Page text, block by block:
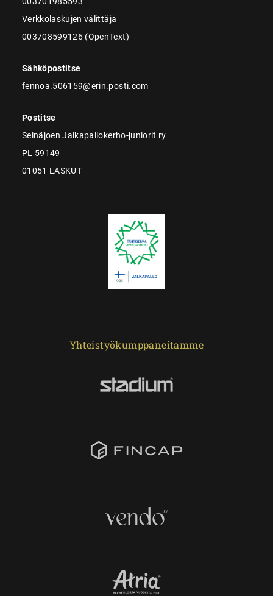
Verkkolaskujen välittäjä
003708599126 (OpenText)
Sähköpostitse
fennoa.506159@erin.posti.com
Postitse
Seinäjoen Jalkapallokerho-juniorit ry
PL 59149
01051 LASKUT
Yhteistyökumppaneitamme